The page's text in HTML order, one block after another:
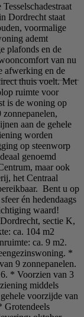
Dordrecht staat
voormalige
ademt
plafonds en de
van nu
afwerking en de
thuis voelt. Met
ruimte voor
is de woning op
aan de gehele
worden
op steenworp
genoemd
maar ook
het Centraal
Bent u op
én hedendaags
waard!
sectie K,
ca. 104 m2
ca. 9 m2.
*
9 zonnepanelen.
* Voorzien van 3
middels
voorzijde van
Grotendeels